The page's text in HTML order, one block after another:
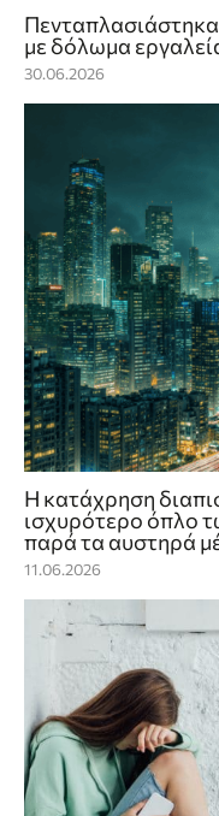
με δόλωμα
30.06.2026
Η κατάχρηση
ισχυρότερο όπλο
παρά τα αυστηρά
11.06.2026